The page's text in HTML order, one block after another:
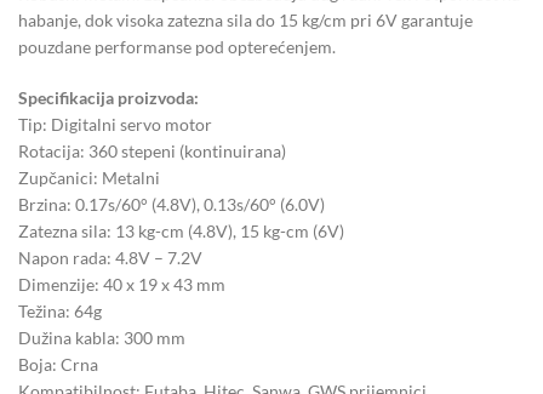
habanje, dok visoka zatezna sila do 15 kg/cm pri 6V garantuje
pouzdane performanse pod opterećenjem.
Specifikacija proizvoda:
Tip: Digitalni servo motor
Rotacija: 360 stepeni (kontinuirana)
Zupčanici: Metalni
Brzina: 0.17s/60° (4.8V), 0.13s/60° (6.0V)
Zatezna sila: 13 kg-cm (4.8V), 15 kg-cm (6V)
Napon rada: 4.8V – 7.2V
Dimenzije: 40 x 19 x 43 mm
Težina: 64g
Dužina kabla: 300 mm
Boja: Crna